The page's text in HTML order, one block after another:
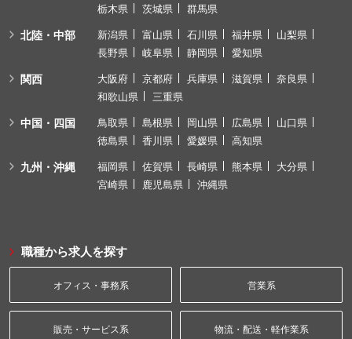
栃木県
茨城県 群馬県
北陸・中部 新潟県 富山県 石川県 福井県
山梨県
長野県
岐阜県 静岡県 愛知県
関西 大阪府 京都府 兵庫県 滋賀県
奈良県
和歌山県
三重県
中国・四国 鳥取県 島根県 岡山県 広島県
山口県
徳島県
香川県 愛媛県 高知県
九州・沖縄 福岡県 佐賀県 長崎県 熊本県
大分県
宮崎県
鹿児島県 沖縄県
職種から求人を探す
オフィス・事務系 営業系
販売・サービス系 物流・配送・軽作業系